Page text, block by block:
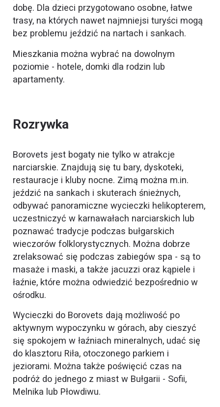
dobę. Dla dzieci przygotowano osobne, łatwe
trasy, na których nawet najmniejsi turyści mogą
bez problemu jeździć na nartach i sankach.
Mieszkania można wybrać na dowolnym
poziomie - hotele, domki dla rodzin lub
apartamenty.
Rozrywka
Borovets jest bogaty nie tylko w atrakcje
narciarskie. Znajdują się tu bary, dyskoteki,
restauracje i kluby nocne. Zimą można m.in.
jeździć na sankach i skuterach śnieżnych,
odbywać panoramiczne wycieczki helikopterem,
uczestniczyć w karnawałach narciarskich lub
poznawać tradycje podczas bułgarskich
wieczorów folklorystycznych. Można dobrze
zrelaksować się podczas zabiegów spa - są to
masaże i maski, a także jacuzzi oraz kąpiele i
łaźnie, które można odwiedzić bezpośrednio w
ośrodku.
Wycieczki do Borovets dają możliwość po
aktywnym wypoczynku w górach, aby cieszyć
się spokojem w łaźniach mineralnych, udać się
do klasztoru Riła, otoczonego parkiem i
jeziorami. Można także poświęcić czas na
podróż do jednego z miast w Bułgarii - Sofii,
Melnika lub Płowdiwu.